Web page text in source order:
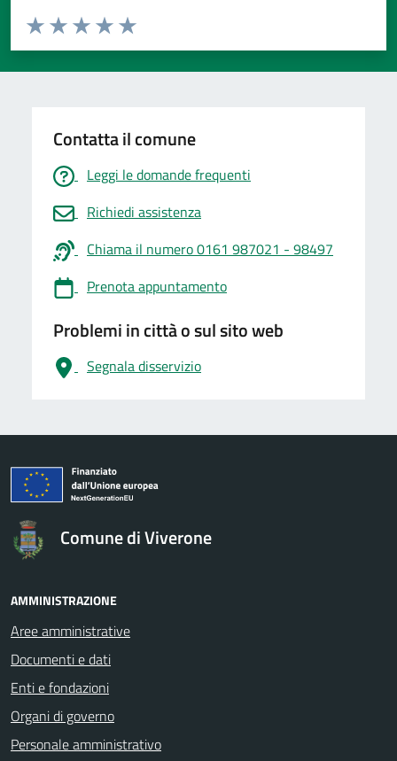
Valuta da 1 a 5 stelle la pagina
Valuta 5 stelle su 5
Valuta 4 stelle su 5
Valuta 3 stelle su 5
Valuta 2 stelle su 5
Valuta 1 stelle su 5
Contatta il comune
Leggi le domande frequenti
Richiedi assistenza
Chiama il numero 0161 987021 - 98497
Prenota appuntamento
Problemi in città o sul sito web
Segnala disservizio
logo Unione Europea
Comune di Viverone
AMMINISTRAZIONE
Aree amministrative
Documenti e dati
Enti e fondazioni
Organi di governo
Personale amministrativo